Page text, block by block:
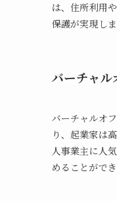
は、住所利用
保護が実現しま
バーチャル
バーチャルオ
り、起業家は
人事業主に人
めることがで